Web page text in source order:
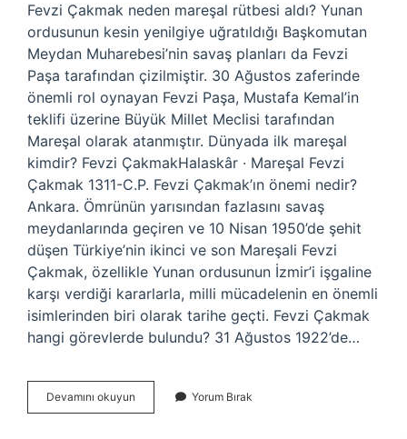
Fevzi Çakmak neden mareşal rütbesi aldı? Yunan
ordusunun kesin yenilgiye uğratıldığı Başkomutan
Meydan Muharebesi’nin savaş planları da Fevzi
Paşa tarafından çizilmiştir. 30 Ağustos zaferinde
önemli rol oynayan Fevzi Paşa, Mustafa Kemal’in
teklifi üzerine Büyük Millet Meclisi tarafından
Mareşal olarak atanmıştır. Dünyada ilk mareşal
kimdir? Fevzi ÇakmakHalaskâr · Mareşal Fevzi
Çakmak 1311-C.P. Fevzi Çakmak’ın önemi nedir?
Ankara. Ömrünün yarısından fazlasını savaş
meydanlarında geçiren ve 10 Nisan 1950’de şehit
düşen Türkiye’nin ikinci ve son Mareşali Fevzi
Çakmak, özellikle Yunan ordusunun İzmir’i işgaline
karşı verdiği kararlarla, milli mücadelenin en önemli
isimlerinden biri olarak tarihe geçti. Fevzi Çakmak
hangi görevlerde bulundu? 31 Ağustos 1922’de…
Devamını okuyun
Çakmak
Yorum Bırak